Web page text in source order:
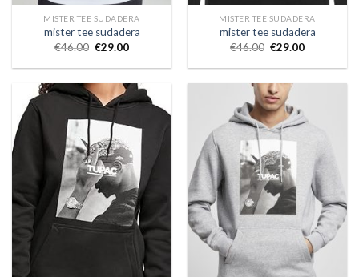
MISTER TEE SUDADERA
mister tee sudadera
€46.00 €29.00
MISTER TEE SUDADERA
mister tee sudadera
€46.00 €29.00